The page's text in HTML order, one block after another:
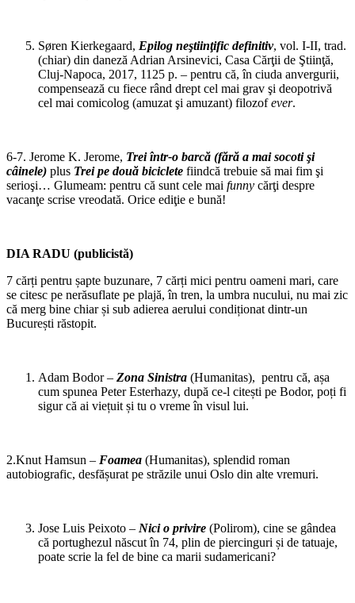
Søren Kierkegaard, Epilog neştiinţific definitiv, vol. I-II, trad.
(chiar) din daneză Adrian Arsinevici, Casa Cărţii de Ştiinţă,
Cluj-Napoca, 2017, 1125 p. – pentru că, în ciuda anvergurii,
compensează cu fiece rând drept cel mai grav şi deopotrivă
cel mai comicolog (amuzat şi amuzant) filozofever.
6-7. Jerome K. Jerome, Trei într-o barcă (fără a mai socoti şi
câinele) plus Trei pe două biciclete fiindcă trebuie să mai fim şi
serioşi… Glumeam: pentru că sunt cele mai funny cărţi despre
vacanţe scrise vreodată. Orice ediţie e bună!
DIA RADU (publicistă)
7 cărți pentru șapte buzunare, 7 cărți mici pentru oameni mari, care
se citesc pe nerăsuflate pe plajă, în tren, la umbra nucului, nu mai zic
că merg bine chiar și sub adierea aerului condiționat dintr-un
București răstopit.
Adam Bodor – Zona Sinistra (Humanitas), pentru că, așa
cum spunea Peter Esterhazy, după ce-l citești pe Bodor, poți fi
sigur că ai viețuit și tu o vreme în visul lui.
2.Knut Hamsun – Foamea (Humanitas), splendid roman
autobiografic, desfășurat pe străzile unui Oslo din alte vremuri.
Jose Luis Peixoto – Nici o privire (Polirom), cine se gândea
că portughezul născut în 74, plin de piercinguri și de tatuaje,
poate scrie la fel de bine ca marii sudamericani?